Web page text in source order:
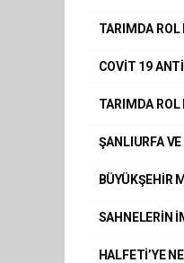
TARIMDA
COVİT 19
TARIMDA
ŞANLIURFA
BÜYÜKŞEHİR
SAHNELERİN
HALFETİ’YE